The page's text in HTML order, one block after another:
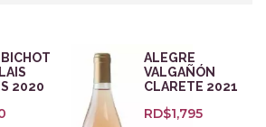
2020
ALEGRE
VALGAÑÓN
CLARETE 2021
RD$1,795